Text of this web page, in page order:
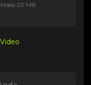
20 MB